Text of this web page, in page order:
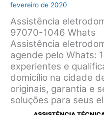
fevereiro de 2020
Assistência
97070-1046 Whats
Assistência
agende pelo Whats:
experientes e
domicílio na cidade
originais, garantia e
soluções para seus